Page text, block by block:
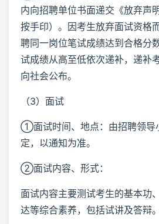
内向招聘单位书面递交《放弃声
按手印）。因考生放弃面试资格
聘同一岗位笔试成绩达到合格分
试成绩从高至低依次递补，递补
向社会公布。
（3）面试
①面试时间、地点：由招聘领导
定，以通知为准。
②面试内容、形式：
面试内容主要测试考生的基本功
达等综合素养，包括试讲及答辩。